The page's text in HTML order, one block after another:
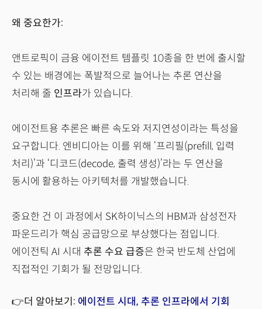
왜 중요한가:
앤트로픽이 금융 에이전트 템플릿 10종을 한 번에 출시할
수 있는 배경에는 폭발적으로 늘어나는 추론 연산을
처리해 줄 인프라가 있습니다.
에이전트용 추론은 빠른 속도와 저지연성이라는 특성을
요구합니다. 엔비디아는 이를 위해 ‘프리필(prefill, 입력
처리)’과 ‘디코드(decode, 출력 생성)’라는 두 연산을
동시에 활용하는 아키텍처를 개발했습니다.
중요한 건 이 과정에서 SK하이닉스의 HBM과 삼성전자
파운드리가 핵심 공급망으로 부상했다는 점입니다.
에이전틱 AI 시대 추론 수요 급증은 한국 반도체 산업에
직접적인 기회가 될 전망입니다.
👉더 알아보기: 에이전트 시대, 추론 인프라에서 기회